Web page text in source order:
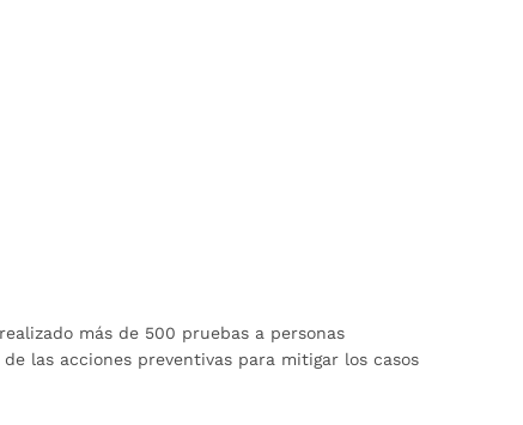
más de 500 pruebas a personas
las acciones preventivas para mitigar los casos